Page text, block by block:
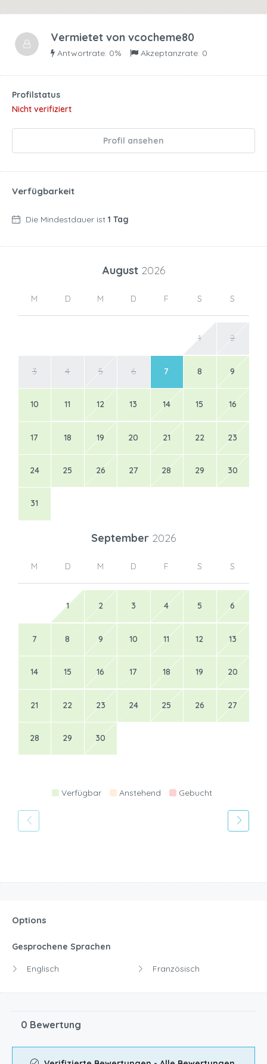
Vermietet von vcocheme80
Antwortrate: 0% Akzeptanzrate: 0
Profilstatus
Nicht verifiziert
Profil ansehen
Verfügbarkeit
Die Mindestdauer ist 1 Tag
August 2026
M D M D F S S
1 2
3 4 5 6 7 8 9
10 11 12 13 14 15 16
17 18 19 20 21 22 23
24 25 26 27 28 29 30
31
September 2026
M D M D F S S
1 2 3 4 5 6
7 8 9 10 11 12 13
14 15 16 17 18 19 20
21 22 23 24 25 26 27
28 29 30
Verfügbar Anstehend Gebucht
Options
Gesprochene Sprachen
Englisch Französisch
0 Bewertung